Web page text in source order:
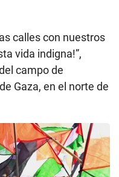
calles con nuestros
vida indigna!”,
campo de
Gaza, en el norte de